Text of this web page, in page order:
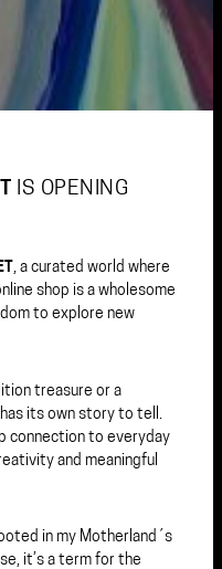
IS OPENING
, a curated world where
shop is a wholesome
to explore new
treasure or a
its own story to tell.
connection to everyday
and meaningful
in my Motherland´s
it’s a term for the